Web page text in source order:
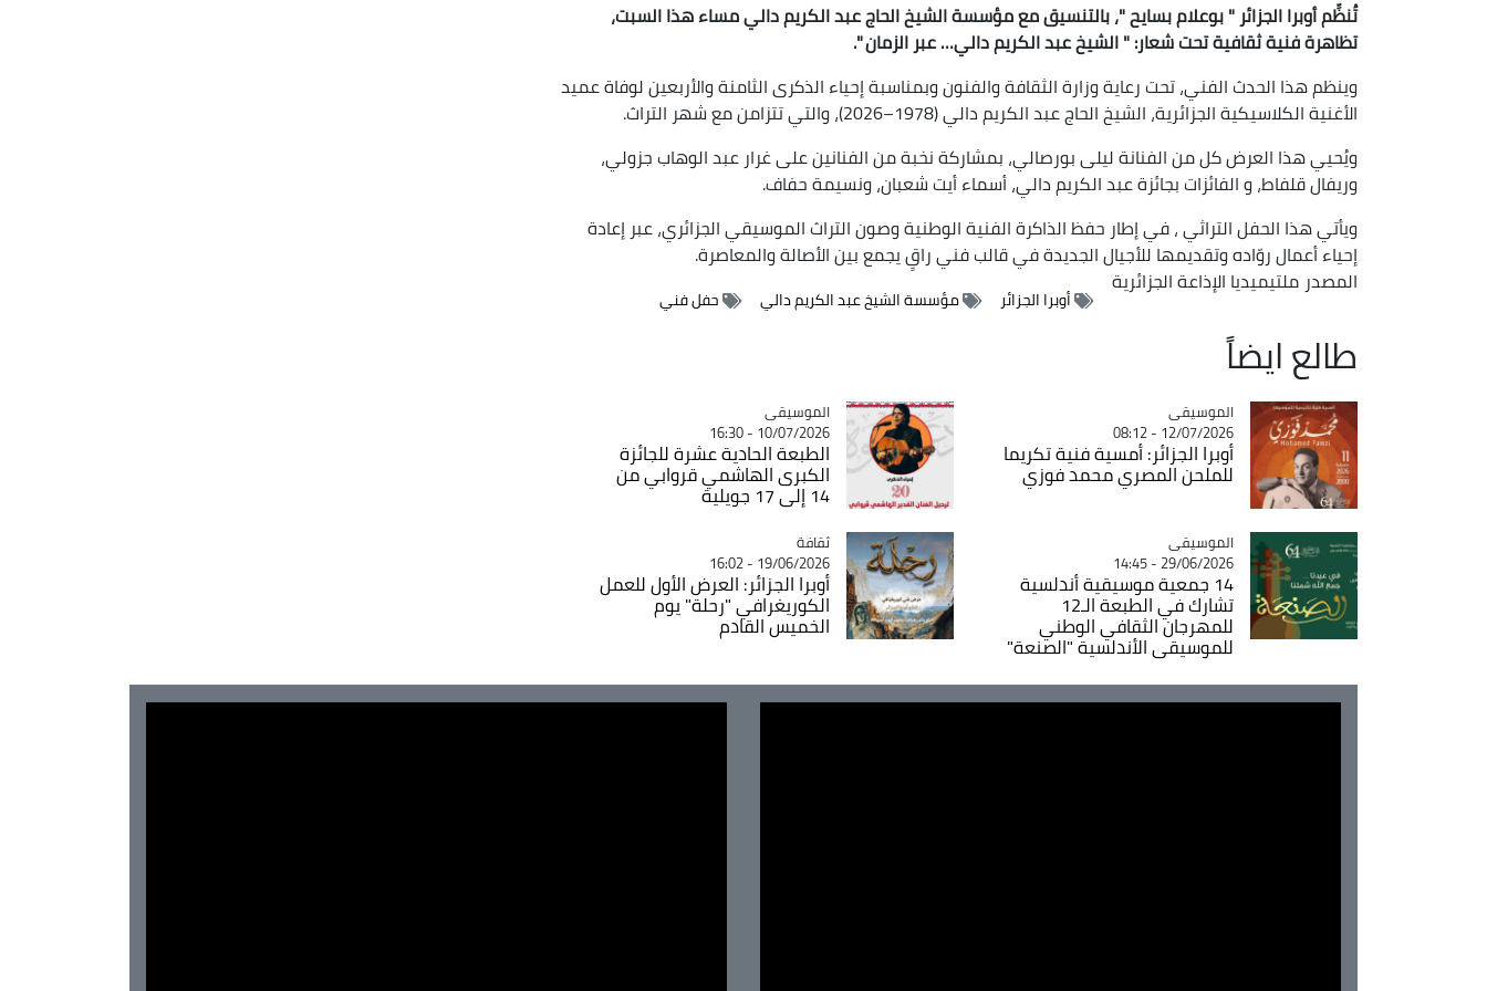
تُنظِّم أوبرا الجزائر " بوعلام بسايح "، بالتنسيق مع مؤسسة الشيخ الحاج عبد الكريم دالي مساء هذا السبت،
تظاهرة فنية ثقافية تحت شعار: " الشيخ عبد الكريم دالي… عبر الزمان ".
وينظم هذا الحدث الفني، تحت رعاية وزارة الثقافة والفنون وبمناسبة إحياء الذكرى الثامنة والأربعين لوفاة عميد
الأغنية الكلاسيكية الجزائرية، الشيخ الحاج عبد الكريم دالي (1978–2026)، والتي تتزامن مع شهر التراث.
‎ويُحيي هذا العرض كل من الفنانة ليلى بورصالي، بمشاركة نخبة من الفنانين على غرار عبد الوهاب جزولي،
وريفال قلفاط، و الفائزات بجائزة عبد الكريم دالي، أسماء أيت شعبان، ونسيمة حفاف.
‎ويأتي هذا الحفل التراثي ، في إطار حفظ الذاكرة الفنية الوطنية وصون التراث الموسيقي الجزائري، عبر إعادة
إحياء أعمال روّاده وتقديمها للأجيال الجديدة في قالب فني راقٍ يجمع بين الأصالة والمعاصرة.
المصدر ملتيميديا الإذاعة الجزائرية
أوبرا الجزائر مؤسسة الشيخ عبد الكريم دالي حفل فني
طالع ايضاً
Catégorie
الموسيقى
12/07/2026 - 08:12
أوبرا الجزائر: أمسية فنية تكريما
للملحن المصري محمد فوزي
Catégorie
الموسيقى
10/07/2026 - 16:30
الطبعة الحادية عشرة للجائزة
الكبرى الهاشمي قروابي من
14 إلى 17 جويلية
Catégorie
الموسيقى
29/06/2026 - 14:45
14 جمعية موسيقية أندلسية
تشارك في الطبعة الـ12
للمهرجان الثقافي الوطني
للموسيقى الأندلسية "الصنعة"
Catégorie
ثقافة
19/06/2026 - 16:02
أوبرا الجزائر: العرض الأول للعمل
الكوريغرافي "رحلة" يوم
الخميس القادم